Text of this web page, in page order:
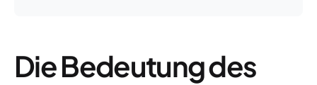
Die Bedeutung des